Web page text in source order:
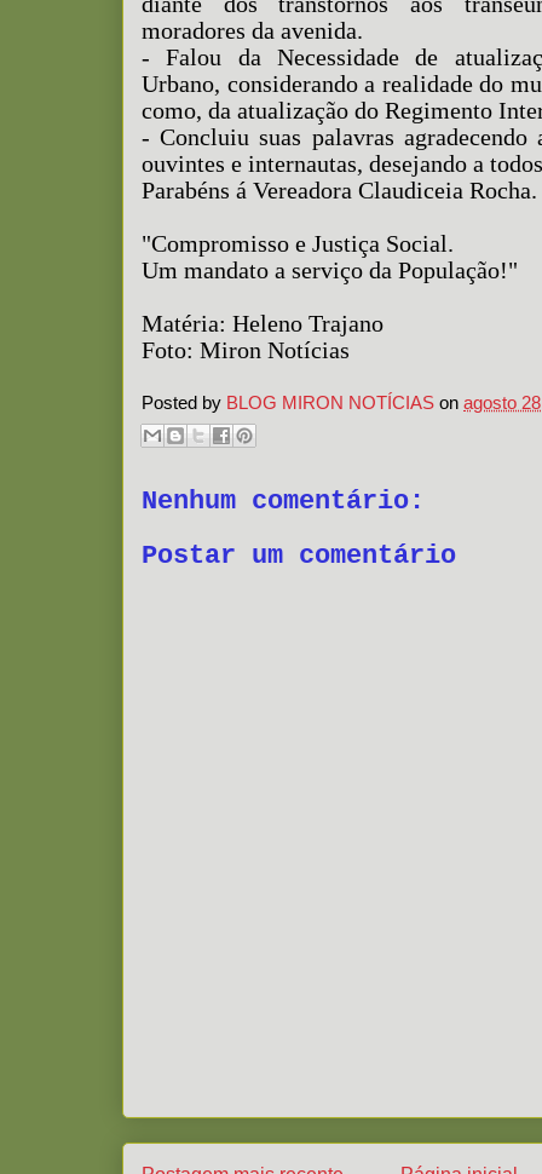
moradores da avenida.
- Falou da Necessidade de
Urbano, considerando a realidade do
como, da atualização do Regimento
- Concluiu suas palavras
ouvintes e internautas, desejando a
Parabéns á Vereadora Claudiceia Rocha.
"Compromisso e Justiça Social.
Um mandato a serviço da População!"
Matéria: Heleno Trajano
Foto: Miron Notícias
Posted by BLOG MIRON NOTÍCIAS on agosto
Nenhum comentário:
Postar um comentário